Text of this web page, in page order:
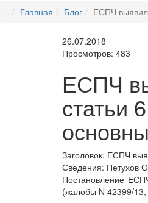
Главная Блог ЕСПЧ выявил
26.07.2018
Просмотров: 483
ЕСПЧ
статьи
Заголовок: ЕСПЧ
Сведения: Петухов
Постановление
(жалобы N 42399/